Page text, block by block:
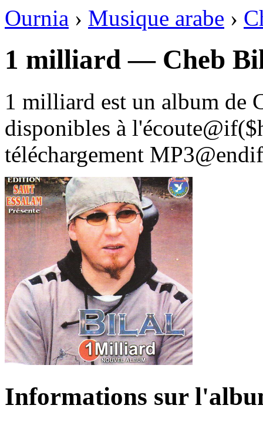
Ournia › Musique arabe ›
1 milliard — Cheb
1 milliard est un album de
disponibles à
téléchargement
Informations sur